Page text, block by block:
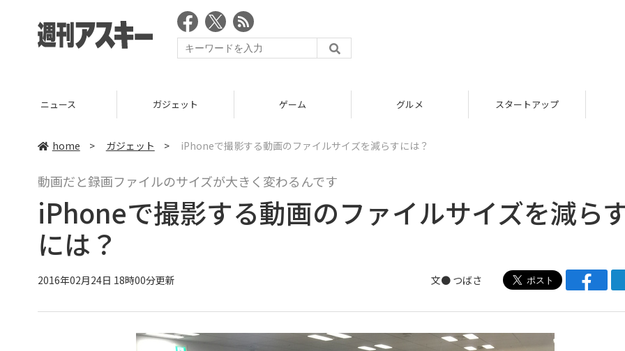
ニュース ガジェット ゲーム グルメ スタートアップ
home > ガジェット > iPhoneで撮影する動画のファイルサイズを減らすには？
動画だと録画ファイルのサイズが大きく変わるんです
iPhoneで撮影する動画のファイルサイズを減ら
には？
2016年02月24日 18時00分更新 文● つばさ